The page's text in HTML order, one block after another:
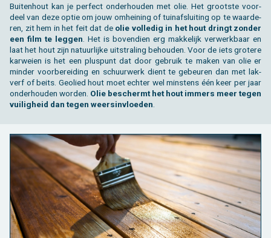
Bui­ten­hout kan je per­fect on­der­hou­den met olie. Het groot­ste voor­
deel van deze optie om jouw om­hei­ning of tuin­af­slui­ting op te waar­de­
ren, zit hem in het feit dat de olie vol­le­dig in het hout dringt zon­der
een film te leg­gen . Het is bo­ven­dien erg mak­ke­lijk ver­werk­baar en
laat het hout zijn na­tuur­lij­ke uit­stra­ling be­hou­den. Voor de iets gro­te­re
kar­wei­en is het een plus­punt dat door ge­bruik te maken van olie er
min­der voor­be­rei­ding en schuur­werk dient te ge­beu­ren dan met lak­
verf of beits. Ge­o­lied hout moet ech­ter wel min­stens één keer per jaar
on­der­hou­den wor­den. Olie be­schermt het hout im­mers meer tegen
vui­lig­heid dan tegen weers­in­vloe­den